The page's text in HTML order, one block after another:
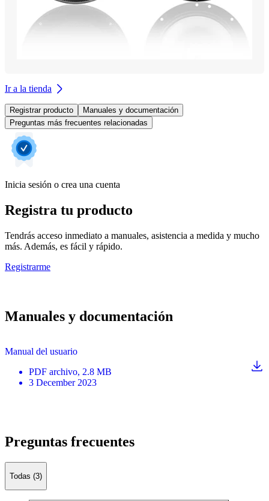
Ir a la tienda
Registrar producto
Manuales y documentación
Preguntas más frecuentes relacionadas
Inicia sesión o crea una cuenta
Registra tu producto
Tendrás acceso inmediato a manuales, asistencia a medida y mucho
más. Además, es fácil y rápido.
Registrarme
Manuales y documentación
Manual del usuario
PDF archivo, 2.8 MB
3 December 2023
Preguntas frecuentes
Todas (3)